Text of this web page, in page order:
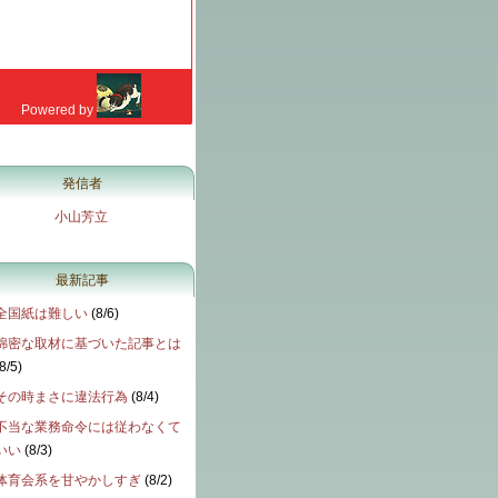
発信者
小山芳立
最新記事
国紙は難しい (8/6)
密な取材に基づいた記事とは
8/5)
の時まさに違法行為 (8/4)
当な業務命令には従わなくて
い (8/3)
育会系を甘やかしすぎ (8/2)